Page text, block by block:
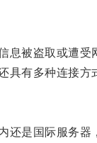
被盗取或遭受
有多种连接方式
是国际服务器